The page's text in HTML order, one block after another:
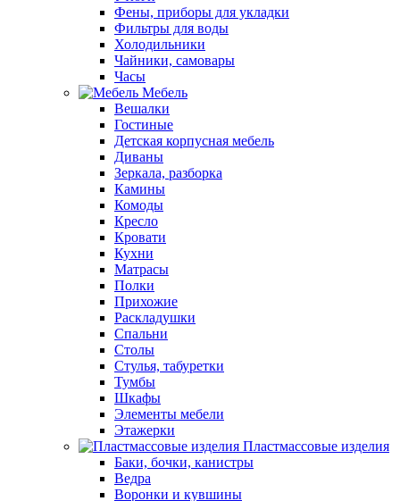
Фены, приборы для укладки
Фильтры для воды
Холодильники
Чайники, самовары
Часы
Мебель
Вешалки
Гостиные
Детская корпусная мебель
Диваны
Зеркала, разборка
Камины
Комоды
Кресло
Кровати
Кухни
Матрасы
Полки
Прихожие
Раскладушки
Спальни
Столы
Стулья, табуретки
Тумбы
Шкафы
Элементы мебели
Этажерки
Пластмассовые изделия
Баки, бочки, канистры
Ведра
Воронки и кувшины